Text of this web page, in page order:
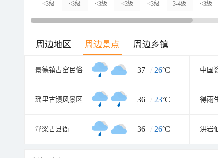
<3级 <3级 <3级 <3级 <3级 3-4级 <3级
周边地区 周边景点 周边乡镇
景德镇古窑民俗博览区 37 / 26°C 中国
瑶里古镇风景区 36 / 23°C 得雨
浮梁古县衙 36 / 26°C 洪岩